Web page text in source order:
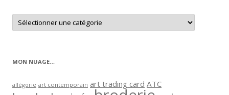
Retrouver
les
articles
MON NUAGE…
allégorie art contemporain art trading card ATC